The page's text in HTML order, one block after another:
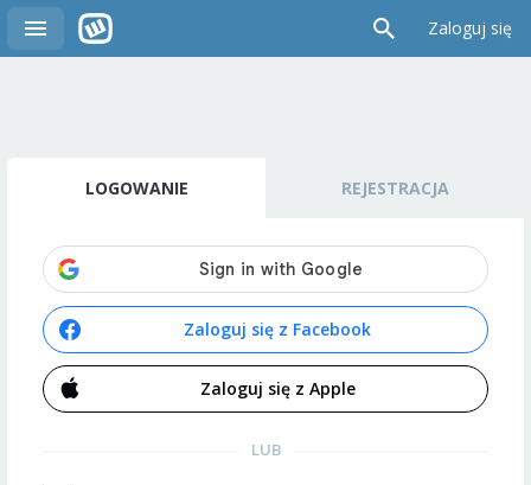
Zaloguj się
LOGOWANIE REJESTRACJA
Zaloguj się z Facebook
Zaloguj się z Apple
LUB